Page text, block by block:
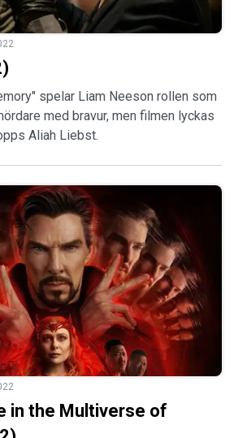
spelar Liam Neeson rollen som
med bravur, men filmen lyckas
Aliah Liebst.
in the Multiverse of